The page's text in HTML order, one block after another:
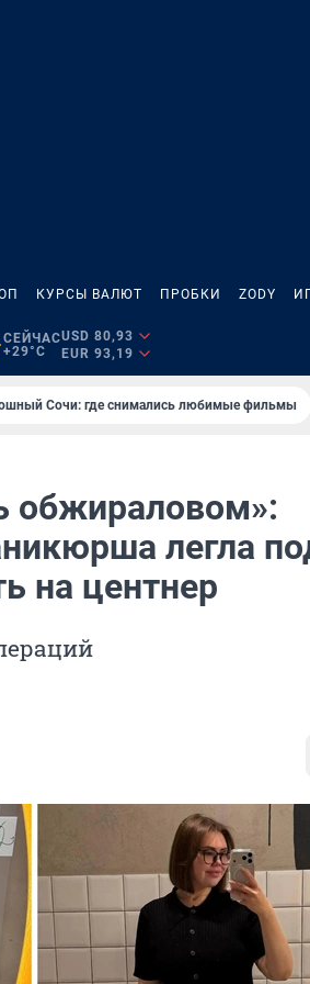
КУРСЫ ВАЛЮТ ПРОБКИ ZODY
СЕЙЧАС
+29°C
USD 80,93
EUR 93,19
Сочи: где снимались любимые фильмы
обжираловом»:
легла
на центнер